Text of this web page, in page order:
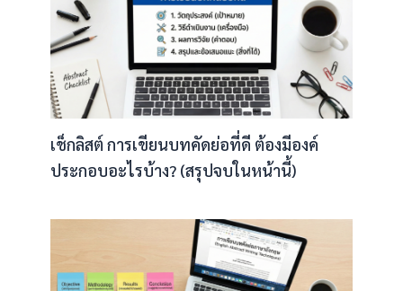
เช็กลิสต์ การเขียนบทคัดย่อที่ดี ต้องมีองค์
ประกอบอะไรบ้าง? (สรุปจบในหน้านี้)